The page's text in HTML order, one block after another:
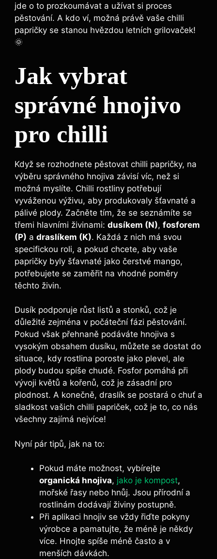
jde o to prozkoumávat ⁢a užívat si proces
pěstování. A kdo ​ví, možná právě vaše chilli
papričky se ‌stanou hvězdou ⁣letních grilovaček!
🌞
Jak vybrat
správné hnojivo
pro chilli
Když se‍ rozhodnete‌ pěstovat chilli papričky, na‌
výběru správného hnojiva závisí víc, než si
⁤možná ⁢myslíte.‌ Chilli rostliny potřebují
‍vyváženou výživu, aby produkovaly šťavnaté a
⁢pálivé plody. Začněte tím, že se seznámíte se
třemi hlavními živinami: dusíkem (N), fosforem⁢
(P) a draslíkem ‌(K). Každá z nich ‍má svou
specifickou roli, a pokud‌ chcete, aby ⁢vaše
papričky byly šťavnaté jako čerstvé mango,​
potřebujete se zaměřit na ⁣vhodné poměry
těchto živin.
Dusík podporuje růst listů a stonků,​ což je
důležité zejména v počáteční⁣ fázi pěstování.
Pokud však přehnaně podáváte hnojiva s
vysokým obsahem ⁤dusíku, můžete se ​dostat do
situace, kdy rostlina poroste jako ⁣plevel, ⁣ale
plody budou spíše chudé. Fosfor pomáhá při
‍vývoji květů a kořenů, což je ‍zásadní pro​
plodnost. A konečně, draslík se postará o chuť a
sladkost ⁢vašich chilli papriček,​ což je to, co nás​
všechny zajímá nejvíce!
Nyní pár tipů, jak na to:
Pokud máte možnost,‍ vybírejte
organická hnojiva, jako ⁤je kompost,
mořské řasy nebo hnůj. Jsou přírodní a
‍rostlinám dodávají⁤ živiny postupně.
Při​ aplikaci hnojiv se vždy řiďte pokyny
‌výrobce a pamatujte, že méně je někdy
více. Hnojte spíše méně často a v
menších dávkách.